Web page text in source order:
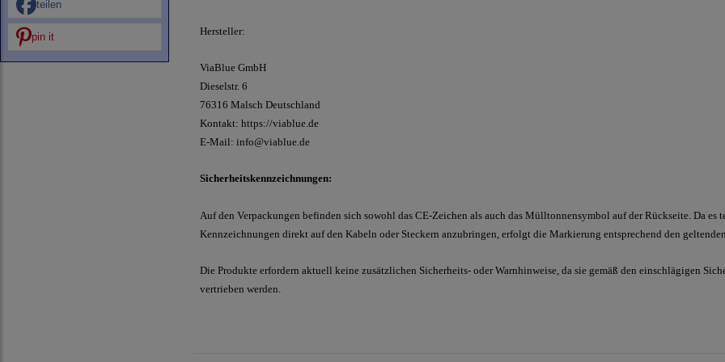
teilen
pin it Hersteller:
ViaBlue GmbH
Dieselstr. 6
76316 Malsch Deutschland
Kontakt: https://viablue.de
E-Mail: info@viablue.de
Sicherheitskennzeichnungen:
Auf den Verpackungen befinden sich sowohl das CE-Zeichen als auch das Mülltonnensymbol auf der Rückseite. Da es
Kennzeichnungen direkt auf den Kabeln oder Steckern anzubringen, erfolgt die Markierung entsprechend den
Die Produkte erfordern aktuell keine zusätzlichen Sicherheits- oder Warnhinweise, da sie gemäß den einschlägigen
vertrieben werden.